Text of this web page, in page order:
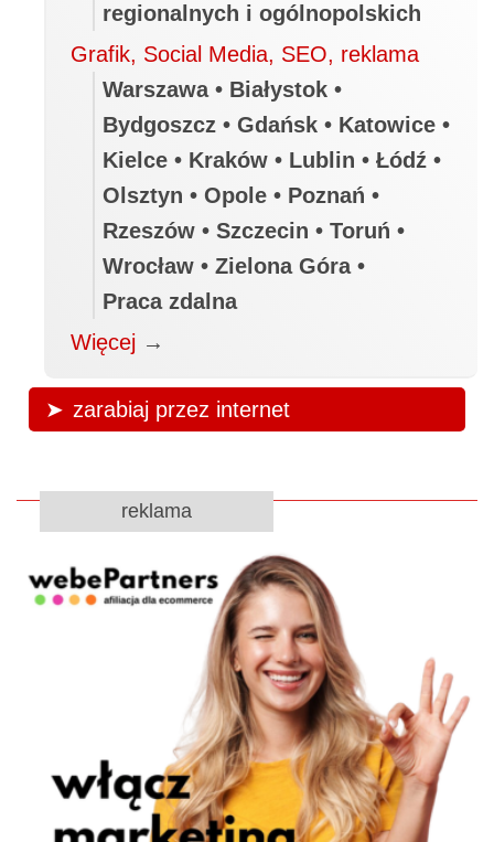
regionalnych i ogólnopolskich
Grafik, Social Media, SEO, reklama
Warszawa • Białystok •
Bydgoszcz • Gdańsk • Katowice •
Kielce • Kraków • Lublin • Łódź •
Olsztyn • Opole • Poznań •
Rzeszów • Szczecin • Toruń •
Wrocław • Zielona Góra •
Praca zdalna
Więcej →
zarabiaj przez internet
reklama